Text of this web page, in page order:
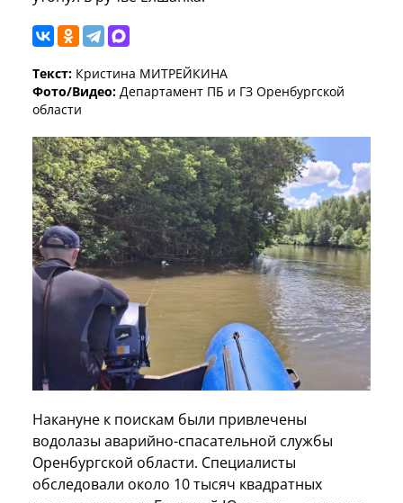
Текст: Кристина МИТРЕЙКИНА
Фото/Видео: Департамент ПБ и ГЗ Оренбургской
области
Накануне к поискам были привлечены
водолазы аварийно-спасательной службы
Оренбургской области. Специалисты
обследовали около 10 тысяч квадратных